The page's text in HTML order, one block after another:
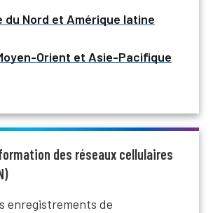
du Nord et Amérique latine
Orient et Asie-Pacifique
des réseaux cellulaires
enregistrements de